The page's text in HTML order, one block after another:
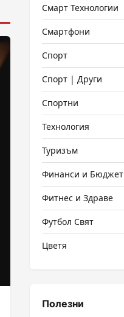
Смарт Технологии
Смартфони
Спорт
Спорт | Други
Спортни
Технология
Туризъм
Финанси и Бюджет
Фитнес и Здраве
Футбол Свят
Цветя
Полезни